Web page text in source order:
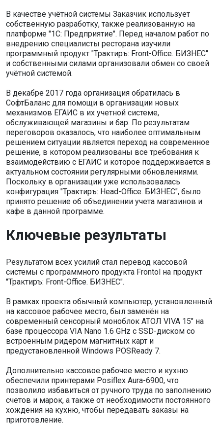
В качестве учётной системы Заказчик использует
собственную разработку, также реализованную на
платформе "1С: Предприятие". Перед началом работ по
внедрению специалисты ресторана изучили
программный продукт "Трактиръ: Front-Office. БИЗНЕС"
и собственными силами организовали обмен со своей
учётной системой.
В декабре 2017 года организация обратилась в
СофтБаланс для помощи в организации новых
механизмов ЕГАИС в их учетной системе,
обслуживающей магазины и бар. По результатам
переговоров оказалось, что наиболее оптимальным
решением ситуации является переход на современное
решение, в котором реализованы все требования к
взаимодействию с ЕГАИС и которое поддерживается в
актуальном состоянии регулярными обновлениями.
Поскольку в организации уже использовалась
конфигурация "Трактиръ: Head-Office. БИЗНЕС", было
принято решение об объединении учета магазинов и
кафе в данной программе.
Ключевые результаты
Результатом всех усилий стал перевод кассовой
системы с программного продукта Frontol на продукт
"Трактиръ: Front-Office. БИЗНЕС".
В рамках проекта обычный компьютер, установленный
на кассовое рабочее место, был заменён на
современный сенсорный моноблок АТОЛ VIVA 15" на
базе процессора VIA Nano 1.6 GHz с SSD-диском со
встроенным ридером магнитных карт и
предустановленной Windows POSReady 7.
Дополнительно кассовое рабочее место и кухню
обеспечили принтерами Posiflex Aura-6900, что
позволило избавиться от ручного труда по заполнению
счетов и марок, а также от необходимости постоянного
хождения на кухню, чтобы передавать заказы на
приготовление.